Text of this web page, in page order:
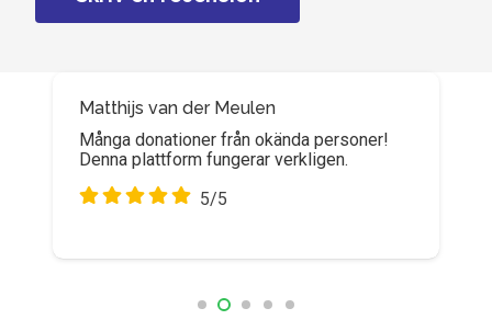
Matthijs van der Meulen
Många donationer från okända personer!
Denna plattform fungerar verkligen.
5/5
Coen de Haan
Idealisk plattform för att samla in
donationer! Vår crowdfunding-kampanj blev